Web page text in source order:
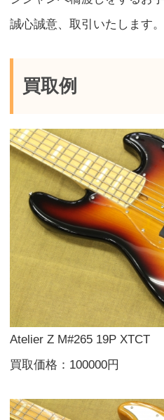
誠心誠意、取引いたします。
買取例
Atelier Z M#265 19P XTCT
買取価格：100000円